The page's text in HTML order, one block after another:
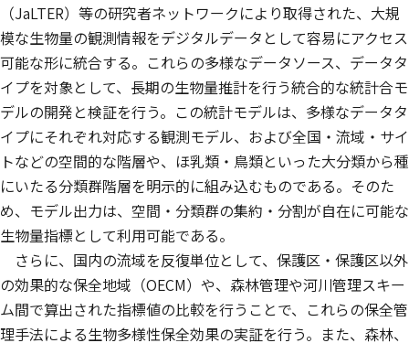
（JaLTER）等の研究者ネットワークにより取得された、大規
模な生物量の観測情報をデジタルデータとして容易にアクセス
可能な形に統合する。これらの多様なデータソース、データタ
イプを対象として、長期の生物量推計を行う統合的な統計合モ
デルの開発と検証を行う。この統計モデルは、多様なデータタ
イプにそれぞれ対応する観測モデル、および全国・流域・サイ
トなどの空間的な階層や、ほ乳類・鳥類といった大分類から種
にいたる分類群階層を明示的に組み込むものである。そのた
め、モデル出力は、空間・分類群の集約・分割が自在に可能な
生物量指標として利用可能である。
さらに、国内の流域を反復単位として、保護区・保護区以外
の効果的な保全地域（OECM）や、森林管理や河川管理スキー
ム間で算出された指標値の比較を行うことで、これらの保全管
理手法による生物多様性保全効果の実証を行う。また、森林、